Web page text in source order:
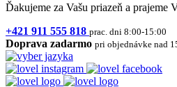
Ďakujeme za Vašu priazeň a prajeme
+421 911 555 818 prac. dni 8:00-15:00
Doprava zadarmo pri objednávke nad